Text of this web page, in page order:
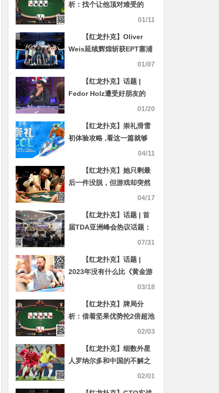
析：找个让他顶对难受的
01/11
【红龙扑克】Oliver
Weis延续辉煌斩获EPT塞浦
路斯站主赛冠军 丹牛斩获
PLO冠军
01/07
【红龙扑克】话题 |
Fedor Holz遭受好朋友的
01/20
【红龙扑克】崇礼滑雪
初体验攻略 ,看这一篇就够
04/11
【红龙扑克】她只剩最
后一件没脱，但游戏却突然
04/17
【红龙扑克】话题 | 首
届TDA亚洲峰会热议话题：
干扰行为、行动计时器及其
07/31
【红龙扑克】话题 |
2023年没有什么比《黄金游
戏》取得的巨大成功更令人
03/18
【红龙扑克】牌局分
析：借着坚果优势抡2倍超池
02/03
【红龙扑克】细数外星
人罗纳尔多和中国的不解之
缘！携手QQPK战队献上新
02/01